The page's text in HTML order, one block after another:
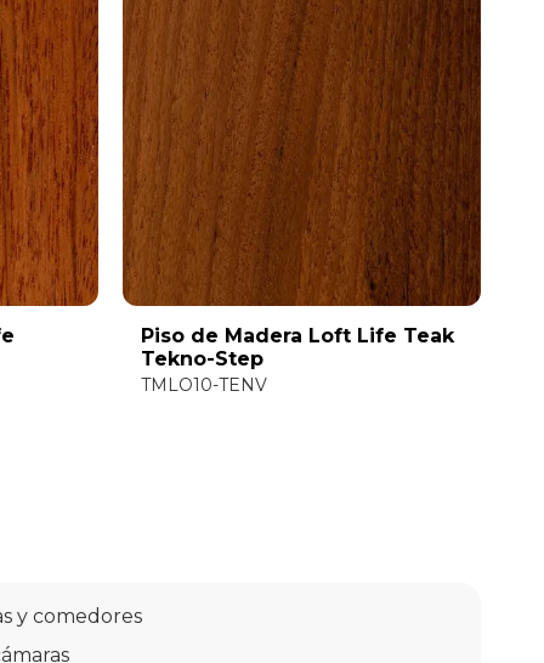
Piso de Madera Loft Life Teak
Tekno-Step
TMLO10-TENV
y comedores